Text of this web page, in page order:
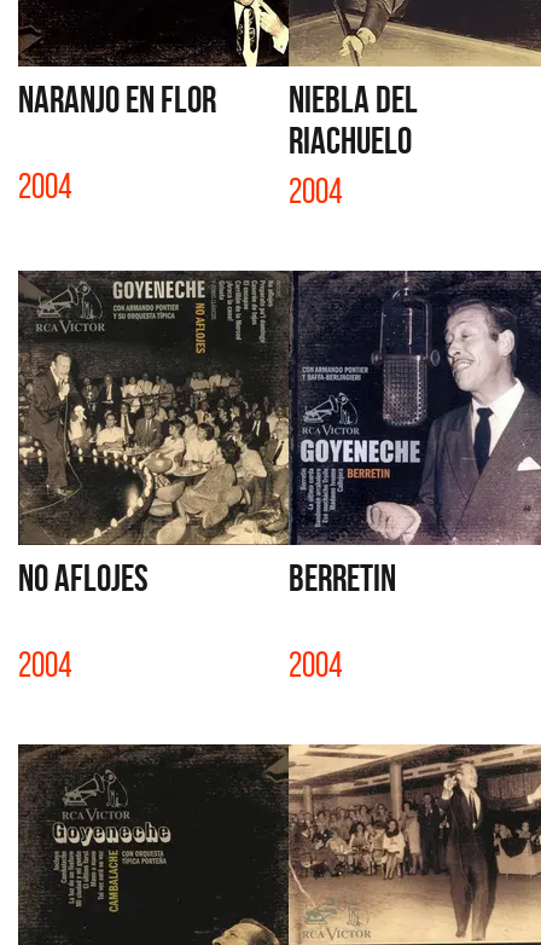
NARANJO EN FLOR
2004
NIEBLA DEL
RIACHUELO
2004
NO AFLOJES
2004
BERRETIN
2004